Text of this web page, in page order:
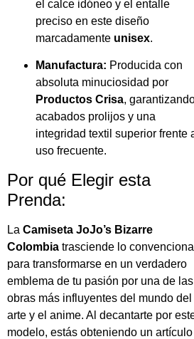
el calce idóneo y el entalle
preciso en este diseño
marcadamente unisex.
Manufactura: Producida con
absoluta minuciosidad por
Productos Crisa,
acabados prolijos y una
integridad textil superior frente
uso frecuente.
Por qué Elegir esta
Prenda:
La Camiseta JoJo’s Bizarre
Colombia trasciende lo convencional
para transformarse en un verdadero
emblema de tu pasión por una de las
obras más influyentes del mundo del
arte y el anime. Al decantarte por
modelo, estás obteniendo un artículo